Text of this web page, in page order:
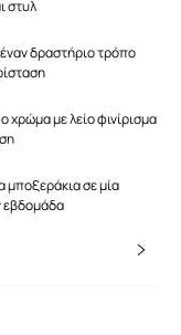
στυλ
δραστήριο τρόπο
χρώμα με λείο φινίρισμα
μποξεράκια σε μία
εβδομάδα